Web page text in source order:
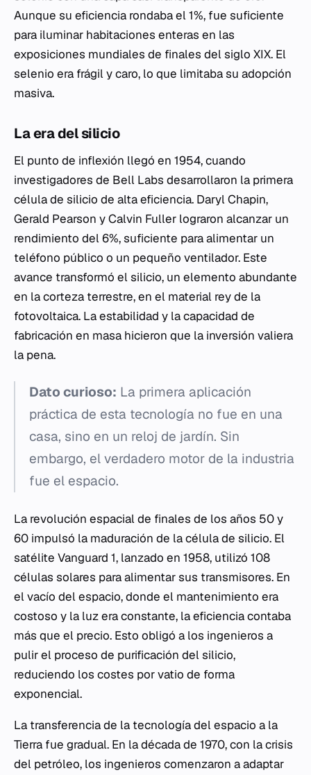
Aunque su eficiencia rondaba el 1%, fue suficiente
para iluminar habitaciones enteras en las
exposiciones mundiales de finales del siglo XIX. El
selenio era frágil y caro, lo que limitaba su adopción
masiva.
La era del silicio
El punto de inflexión llegó en 1954, cuando
investigadores de Bell Labs desarrollaron la primera
célula de silicio de alta eficiencia. Daryl Chapin,
Gerald Pearson y Calvin Fuller lograron alcanzar un
rendimiento del 6%, suficiente para alimentar un
teléfono público o un pequeño ventilador. Este
avance transformó el silicio, un elemento abundante
en la corteza terrestre, en el material rey de la
fotovoltaica. La estabilidad y la capacidad de
fabricación en masa hicieron que la inversión valiera
la pena.
Dato curioso: La primera aplicación
práctica de esta tecnología no fue en una
casa, sino en un reloj de jardín. Sin
embargo, el verdadero motor de la industria
fue el espacio.
La revolución espacial de finales de los años 50 y
60 impulsó la maduración de la célula de silicio. El
satélite Vanguard 1, lanzado en 1958, utilizó 108
células solares para alimentar sus transmisores. En
el vacío del espacio, donde el mantenimiento era
costoso y la luz era constante, la eficiencia contaba
más que el precio. Esto obligó a los ingenieros a
pulir el proceso de purificación del silicio,
reduciendo los costes por vatio de forma
exponencial.
La transferencia de la tecnología del espacio a la
Tierra fue gradual. En la década de 1970, con la crisis
del petróleo, los ingenieros comenzaron a adaptar